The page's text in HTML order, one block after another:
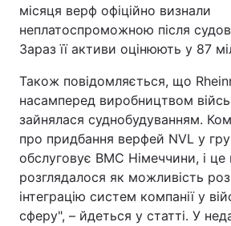
місяця верф офіційно визнали
неплатоспроможною після
Зараз її активи оцінюють у 87
Також повідомляється, що
насамперед виробництвом
зайнялася суднобудуванням.
про придбання верфей NVL у
обслуговує ВМС Німеччини, і це
розглядалося як можливість
інтеграцію систем компанії у
сферу", – йдеться у статті. У